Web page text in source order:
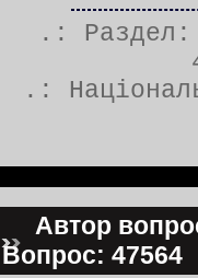
.:
.:
Автор
Вопрос: 47564